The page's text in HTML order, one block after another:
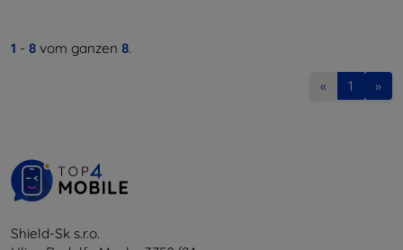
1 - 8 vom ganzen 8.
« 1 »
Shield-Sk s.r.o.